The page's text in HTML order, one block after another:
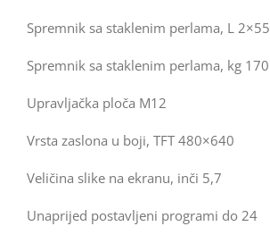
Spremnik sa staklenim perlama, L 2×55
Spremnik sa staklenim perlama, kg 170
Upravljačka ploča M12
Vrsta zaslona u boji, TFT 480×640
Veličina slike na ekranu, inči 5,7
Unaprijed postavljeni programi do 24